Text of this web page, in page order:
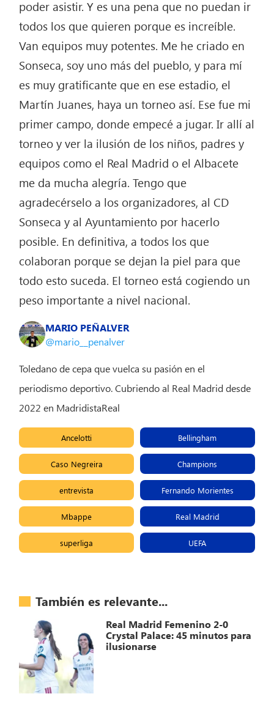
poder asistir. Y es una pena que no puedan ir
todos los que quieren porque es increíble.
Van equipos muy potentes. Me he criado en
Sonseca, soy uno más del pueblo, y para mí
es muy gratificante que en ese estadio, el
Martín Juanes, haya un torneo así. Ese fue mi
primer campo, donde empecé a jugar. Ir allí al
torneo y ver la ilusión de los niños, padres y
equipos como el Real Madrid o el Albacete
me da mucha alegría. Tengo que
agradecérselo a los organizadores, al CD
Sonseca y al Ayuntamiento por hacerlo
posible. En definitiva, a todos los que
colaboran porque se dejan la piel para que
todo esto suceda. El torneo está cogiendo un
peso importante a nivel nacional.
MARIO PEÑALVER
@mario__penalver
Toledano de cepa que vuelca su pasión en el
periodismo deportivo. Cubriendo al Real Madrid desde
2022 en MadridistaReal
Ancelotti Bellingham
Caso Negreira Champions
entrevista Fernando Morientes
Mbappe Real Madrid
superliga UEFA
También es relevante...
Real Madrid Femenino 2-0
Crystal Palace: 45 minutos para
ilusionarse